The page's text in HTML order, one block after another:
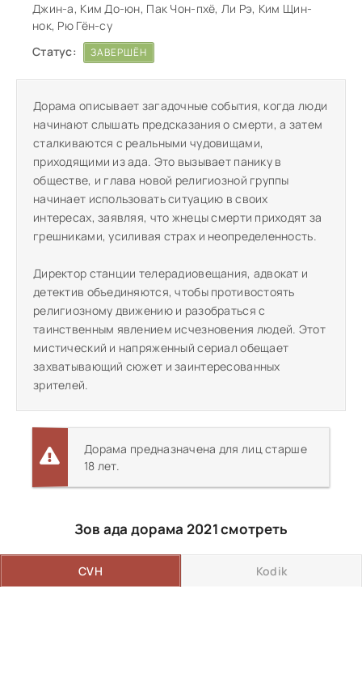
Джин-а, Ким До-юн, Пак Чон-пхё, Ли Рэ, Ким Щин-
нок, Рю Гён-су
Статус:
ЗАВЕРШЁН
Дорама описывает загадочные события, когда люди
начинают слышать предсказания о смерти, а затем
сталкиваются с реальными чудовищами,
приходящими из ада. Это вызывает панику в
обществе, и глава новой религиозной группы
начинает использовать ситуацию в своих
интересах, заявляя, что жнецы смерти приходят за
грешниками, усиливая страх и неопределенность.
Директор станции телерадиовещания, адвокат и
детектив объединяются, чтобы противостоять
религиозному движению и разобраться с
таинственным явлением исчезновения людей. Этот
мистический и напряженный сериал обещает
захватывающий сюжет и заинтересованных
зрителей.
Дорама предназначена для лиц старше
18 лет.
Зов ада дорама 2021 смотреть
CVH Kodik